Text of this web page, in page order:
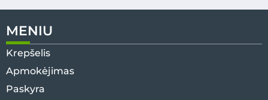
MENIU
Krepšelis
Apmokėjimas
Paskyra